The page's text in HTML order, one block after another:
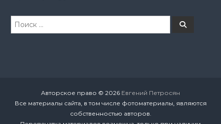
И
П
Авторское право © 2026 Евгений Петросян
Все материалы сайта, в том числе фотоматериалы, являются
собственностью авторов.